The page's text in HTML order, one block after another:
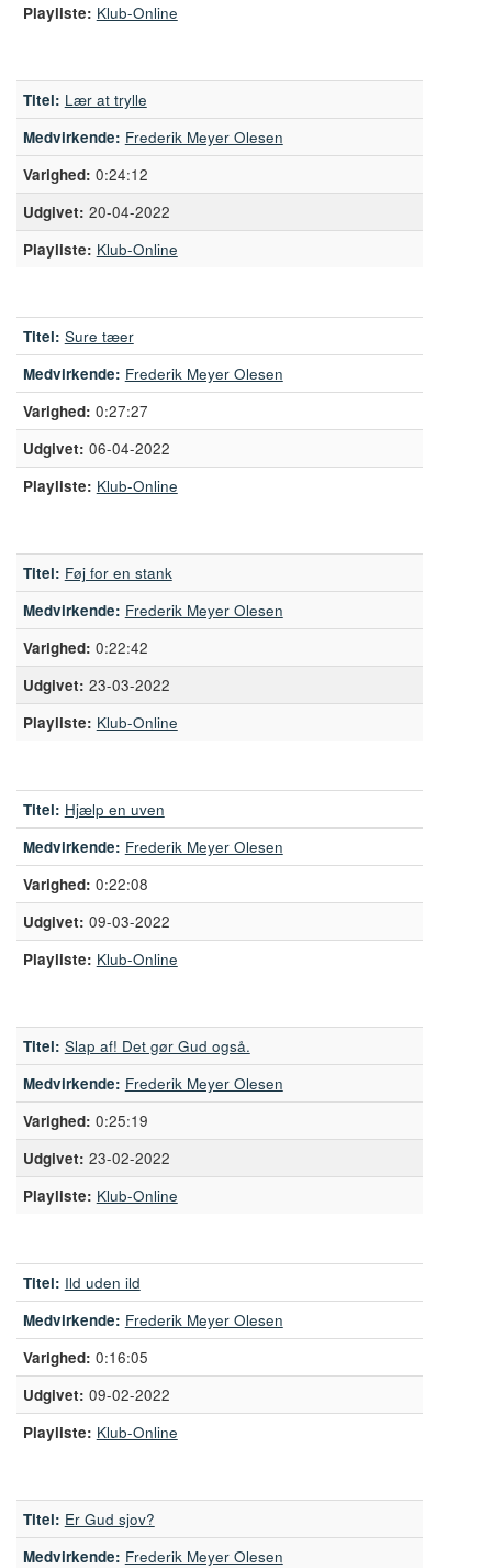
Playliste: Klub-Online
Titel: Lær at trylle
Medvirkende: Frederik Meyer Olesen
0:24:12
20-04-2022
Playliste: Klub-Online
Titel: Sure tæer
Medvirkende: Frederik Meyer Olesen
0:27:27
06-04-2022
Playliste: Klub-Online
Titel: Føj for en stank
Medvirkende: Frederik Meyer Olesen
0:22:42
23-03-2022
Playliste: Klub-Online
Titel: Hjælp en uven
Medvirkende: Frederik Meyer Olesen
0:22:08
09-03-2022
Playliste: Klub-Online
Titel: Slap af! Det gør Gud også.
Medvirkende: Frederik Meyer Olesen
0:25:19
23-02-2022
Playliste: Klub-Online
Titel: Ild uden ild
Medvirkende: Frederik Meyer Olesen
0:16:05
09-02-2022
Playliste: Klub-Online
Titel: Er Gud sjov?
Medvirkende: Frederik Meyer Olesen